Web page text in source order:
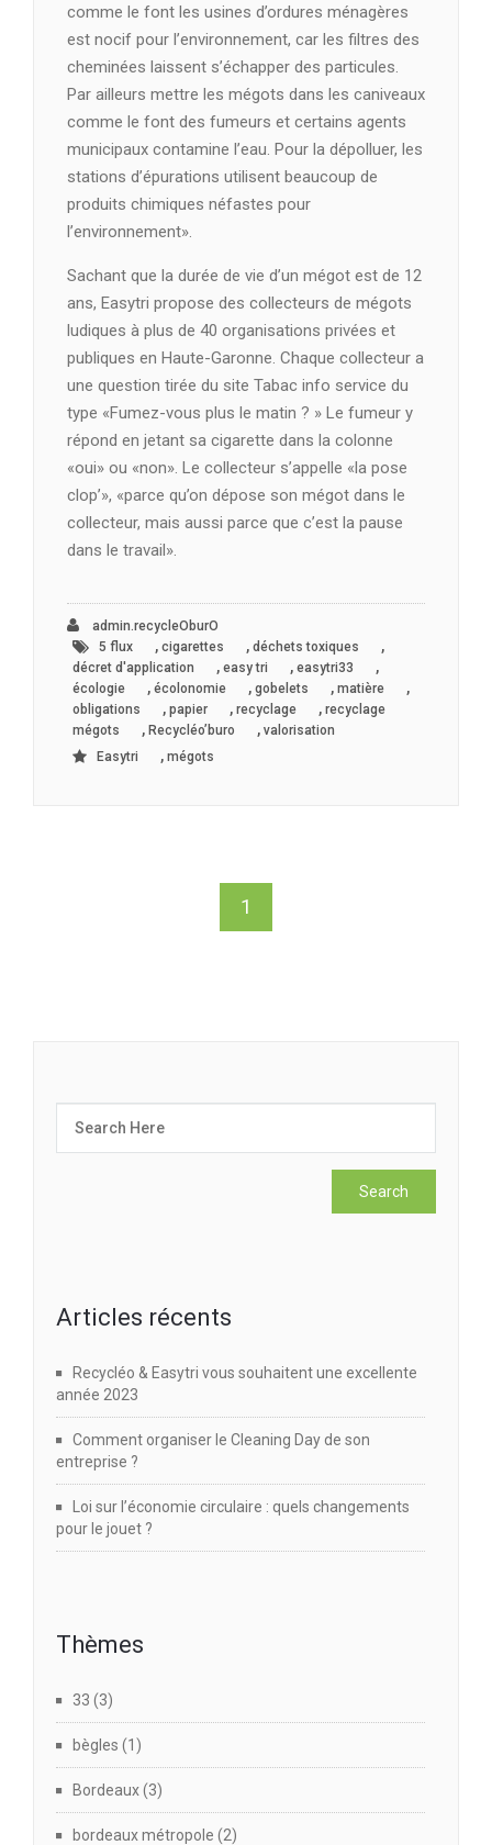
comme le font les usines d’ordures ménagères
est nocif pour l’environnement, car les filtres des
cheminées laissent s’échapper des particules.
Par ailleurs mettre les mégots dans les caniveaux
comme le font des fumeurs et certains agents
municipaux contamine l’eau. Pour la dépolluer, les
stations d’épurations utilisent beaucoup de
produits chimiques néfastes pour
l’environnement».
Sachant que la durée de vie d’un mégot est de 12
ans, Easytri propose des collecteurs de mégots
ludiques à plus de 40 organisations privées et
publiques en Haute-Garonne. Chaque collecteur a
une question tirée du site Tabac info service du
type «Fumez-vous plus le matin ? » Le fumeur y
répond en jetant sa cigarette dans la colonne
«oui» ou «non». Le collecteur s’appelle «la pose
clop’», «parce qu’on dépose son mégot dans le
collecteur, mais aussi parce que c’est la pause
dans le travail».
admin.recycleOburO
5 flux
, cigarettes , déchets toxiques ,
décret d'application , easy tri , easytri33 ,
écologie , écolonomie , gobelets , matière ,
obligations , papier , recyclage , recyclage
mégots
, Recycléo’buro , valorisation
Easytri
, mégots
1
Articles récents
Recycléo & Easytri vous souhaitent une excellente
année 2023
Comment organiser le Cleaning Day de son
entreprise ?
Loi sur l’économie circulaire : quels changements
pour le jouet ?
Thèmes
33 (3)
bègles (1)
Bordeaux(3)
bordeaux métropole (2)